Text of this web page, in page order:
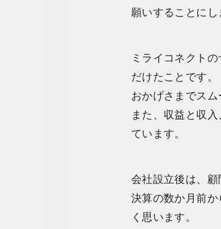
願いすることにし
ミライコネクト
だけたことです。
おかげさまでスム
また、収益と収
ています。
会社設立後は、顧
決算の数か月前
く思います。